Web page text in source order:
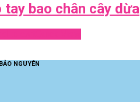
tay bao chân cây dừa
NGUYÊN